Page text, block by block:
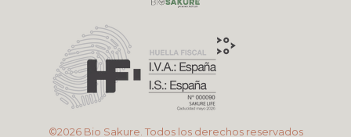
©2026 Bio Sakure. Todos los derechos reservados